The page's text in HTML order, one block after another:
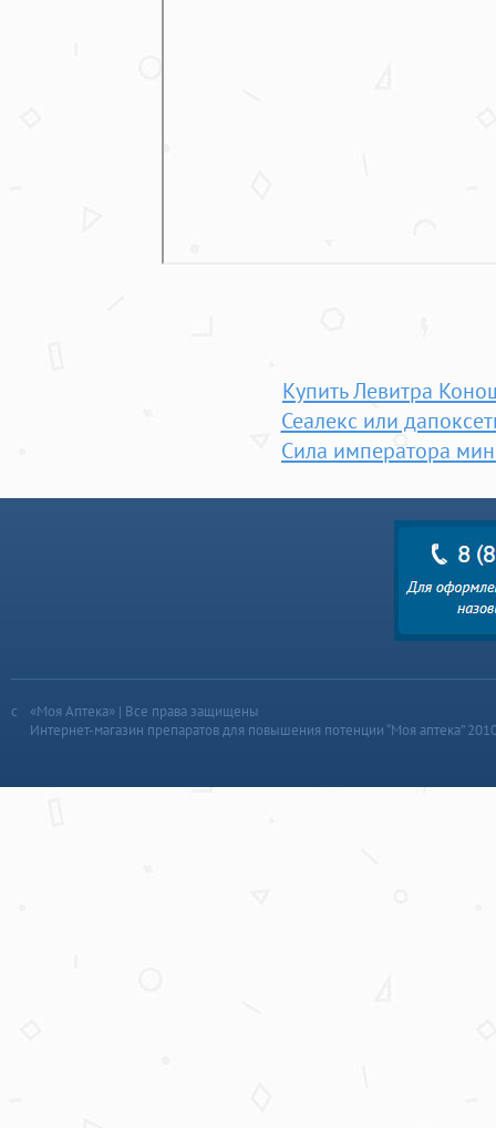
Купить Левитра
Сеалекс или
Сила императора
«Моя Аптека» | Все права защищены
Интернет-магазин препаратов для повышения потенции “Моя аптека”